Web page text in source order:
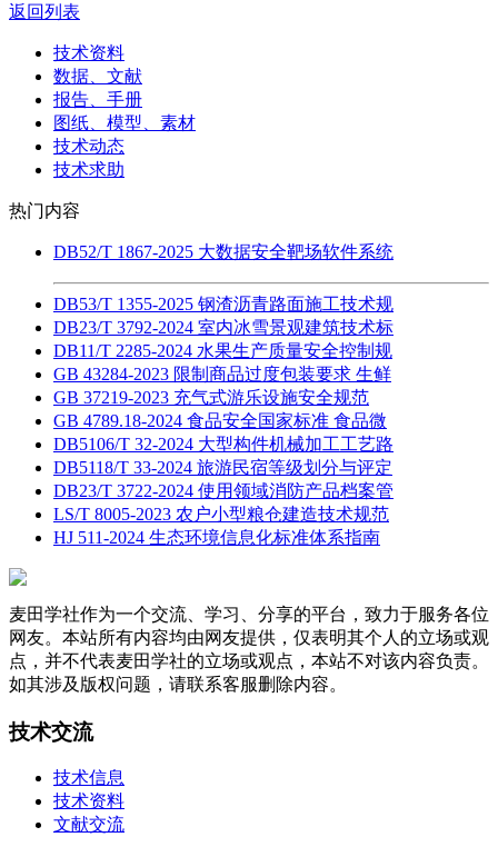
返回列表
技术资料
数据、文献
报告、手册
图纸、模型、素材
技术动态
技术求助
热门内容
DB52/T 1867-2025 大数据安全靶场软件系统
DB53/T 1355-2025 钢渣沥青路面施工技术规
DB23/T 3792-2024 室内冰雪景观建筑技术标
DB11/T 2285-2024 水果生产质量安全控制规
GB 43284-2023 限制商品过度包装要求 生鲜
GB 37219-2023 充气式游乐设施安全规范
GB 4789.18-2024 食品安全国家标准 食品微
DB5106/T 32-2024 大型构件机械加工工艺路
DB5118/T 33-2024 旅游民宿等级划分与评定
DB23/T 3722-2024 使用领域消防产品档案管
LS/T 8005-2023 农户小型粮仓建造技术规范
HJ 511-2024 生态环境信息化标准体系指南
麦田学社作为一个交流、学习、分享的平台，致力于服务各位
网友。本站所有内容均由网友提供，仅表明其个人的立场或观
点，并不代表麦田学社的立场或观点，本站不对该内容负责。
如其涉及版权问题，请联系客服删除内容。
技术交流
技术信息
技术资料
文献交流